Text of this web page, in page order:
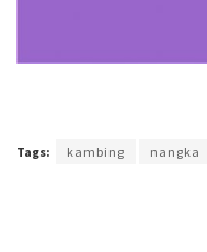
Tags: kambing nangka